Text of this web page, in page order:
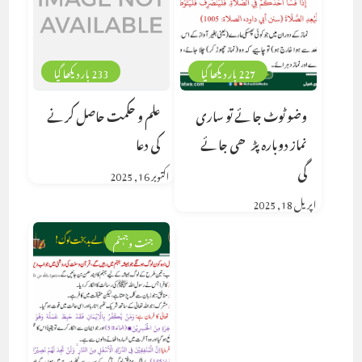
233 بار دیکھا گیا
علم و حکمت حاصل کرنے
کی دعا
اکتوبر 16, 2025
227 بار دیکھا گیا
وضو ٹوٹ جائے تو ساری
نماز دوبارہ پڑھی جائے
گی
اپریل 18, 2025
جنت وجہنم